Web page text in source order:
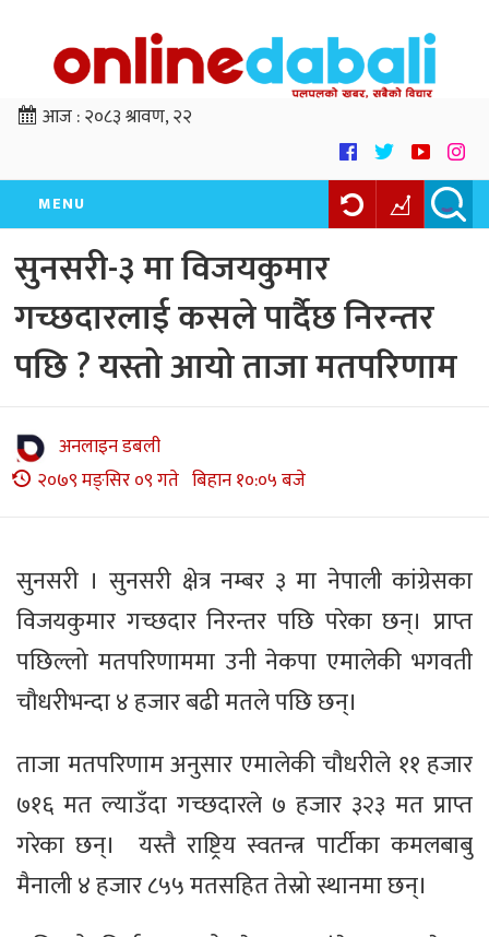
आज :२०८३ श्रावण, २२
MENU
सुनसरी-३ मा विजयकुमार
गच्छदारलाई कसले पार्दैछ निरन्तर
पछि ? यस्तो आयो ताजा मतपरिणाम
अनलाइन डबली
२०७९ मङ्सिर ०९ गते बिहान १०:०५ बजे
सुनसरी । सुनसरी क्षेत्र नम्बर ३ मा नेपाली कांग्रेसका
विजयकुमार गच्छदार निरन्तर पछि परेका छन्। प्राप्त
पछिल्लो मतपरिणाममा उनी नेकपा एमालेकी भगवती
चौधरीभन्दा ४ हजार बढी मतले पछि छन्।
ताजा मतपरिणाम अनुसार एमालेकी चौधरीले ११ हजार
७१६ मत ल्याउँदा गच्छदारले ७ हजार ३२३ मत प्राप्त
गरेका छन्। यस्तै राष्ट्रिय स्वतन्त्र पार्टीका कमलबाबु
मैनाली ४ हजार ८५५ मतसहित तेस्रो स्थानमा छन्।